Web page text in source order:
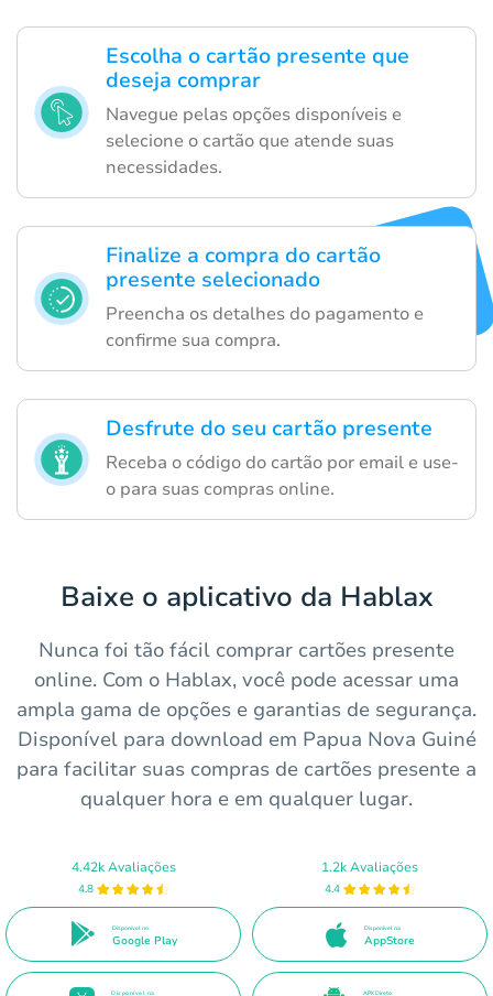
Escolha o cartão presente que
deseja comprar
Navegue pelas opções disponíveis e
selecione o cartão que atende suas
necessidades.
Finalize a compra do cartão
presente selecionado
Preencha os detalhes do pagamento e
confirme sua compra.
Desfrute do seu cartão presente
Receba o código do cartão por email e use-
o para suas compras online.
Baixe o aplicativo da Hablax
Nunca foi tão fácil comprar cartões presente
online. Com o Hablax, você pode acessar uma
ampla gama de opções e garantias de segurança.
Disponível para download em Papua Nova Guiné
para facilitar suas compras de cartões presente a
qualquer hora e em qualquer lugar.
4.42k Avaliações
4.8
Disponível no
Google Play
1.2k Avaliações
4.4
Disponível na
AppStore
Disponível na APK Direto